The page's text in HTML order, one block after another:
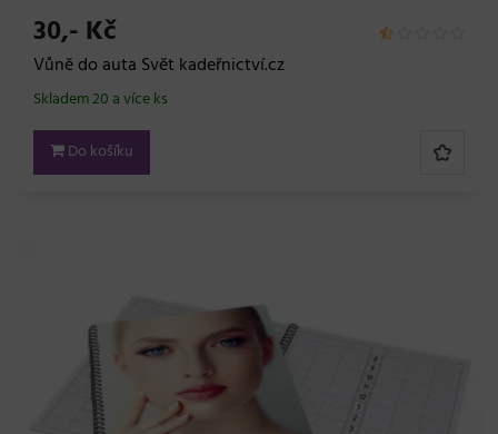
30,- Kč
Vůně do auta Svět kadeřnictví.cz
Skladem 20 a více ks
Do košíku